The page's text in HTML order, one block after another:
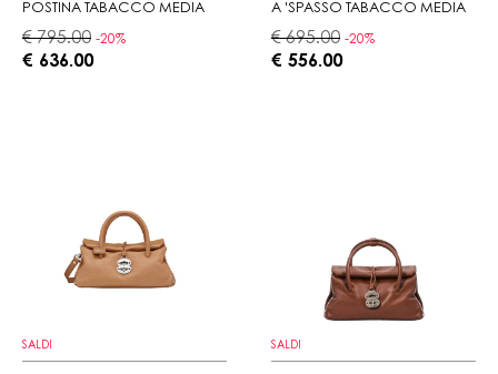
POSTINA TABACCO MEDIA
€ 795.00 -20%
€ 636.00
A 'SPASSO TABACCO MEDIA
€ 695.00 -20%
€ 556.00
SALDI SALDI